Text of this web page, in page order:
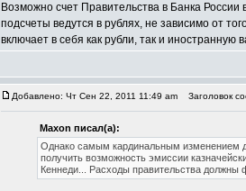
Возможно счет Правительства в Банка России
подсчеты ведутся в рублях, не зависимо от
включает в себя как рубли, так и иностранную
Добавлено: Чт Сен 22, 2011 11:49 am Заголовок
Maxon писал(а):
Однако самым кардинальным изменением
получить возможность эмиссии
Кеннеди... Расходы правительства должны